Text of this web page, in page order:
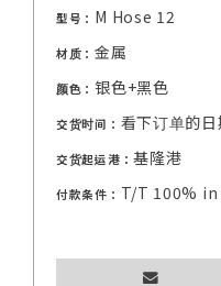
型号： M Hose 12
材质：金属
颜色： 银色+黑色
交货时间： 看下订单的
交货起运港：基隆港
付款条件： T/T 100%